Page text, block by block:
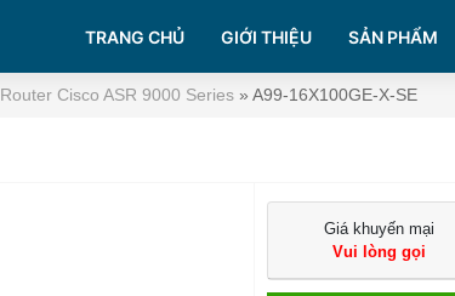
TRANG CHỦ GIỚI THIỆU SẢN PHẨM
Router Cisco ASR 9000 Series » A99-16X100GE-X-SE
Giá khuyến mại
Vui lòng gọi